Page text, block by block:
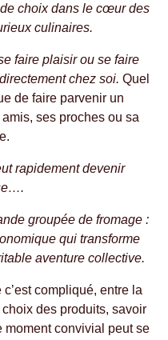
choix dans le cœur des
culinaires.
faire plaisir ou se faire
chez soi. Quel
de faire parvenir un
ses proches ou sa
rapidement devenir
groupée de fromage :
qui transforme
aventure collective.
compliqué, entre la
des produits, savoir
convivial peut se